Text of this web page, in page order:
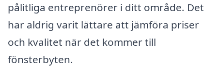
pålitliga entreprenörer i ditt område. Det
har aldrig varit lättare att jämföra priser
och kvalitet när det kommer till
fönsterbyten.